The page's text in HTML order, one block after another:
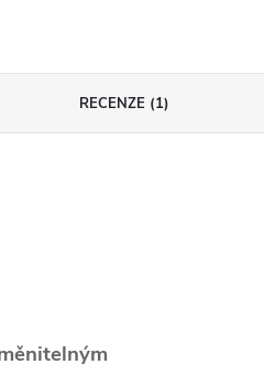
RECENZE (1)